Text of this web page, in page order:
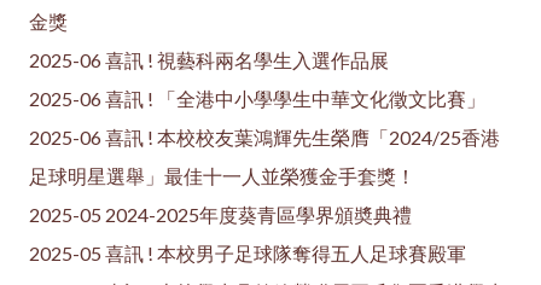
金獎
2025-06 喜訊 ! 視藝科兩名學生入選作品展
2025-06 喜訊 ! 「全港中小學學生中華文化徵文比賽」
2025-06 喜訊 ! 本校校友葉鴻輝先生榮膺「2024/25香港
足球明星選舉」最佳十一人並榮獲金手套獎！
2025-05 2024-2025年度葵青區學界頒奬典禮
2025-05 喜訊 ! 本校男子足球隊奪得五人足球賽殿軍